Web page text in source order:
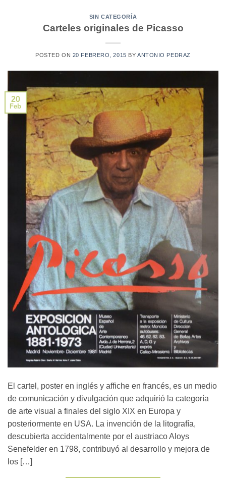
SIN CATEGORÍA
Carteles originales de Picasso
POSTED ON 20 FEBRERO, 2015 BY ANTONIO PEDRAZ
20
Feb
El cartel, poster en inglés y affiche en francés, es un medio
de comunicación y divulgación que adquirió la categoría
de arte visual a finales del siglo XIX en Europa y
posteriormente en USA. La invención de la litografía,
descubierta accidentalmente por el austriaco Aloys
Senefelder en 1798, contribuyó al desarrollo y mejora de
los […]